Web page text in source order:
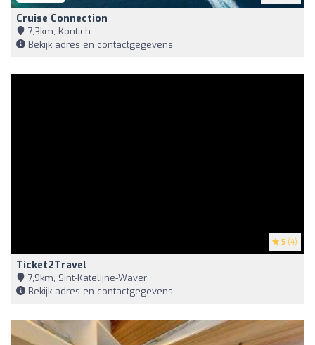
Cruise Connection
7,3km, Kontich
Bekijk adres en contactgegevens
5 (4)
Ticket2Travel
7,9km, Sint-Katelijne-Waver
Bekijk adres en contactgegevens